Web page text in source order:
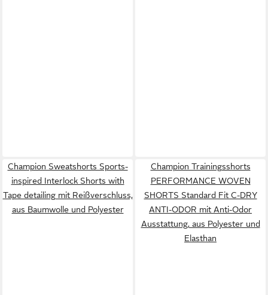
Champion Sweatshorts Sports-
inspired Interlock Shorts with
Tape detailing mit Reißverschluss,
aus Baumwolle und Polyester
Champion Trainingsshorts
PERFORMANCE WOVEN
SHORTS Standard Fit C-DRY
ANTI-ODOR mit Anti-Odor
Ausstattung, aus Polyester und
Elasthan